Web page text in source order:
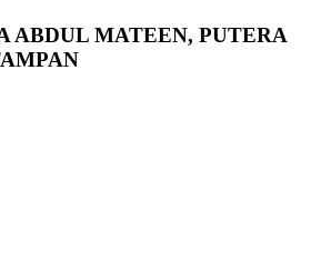
ABDUL MATEEN, PUTERA